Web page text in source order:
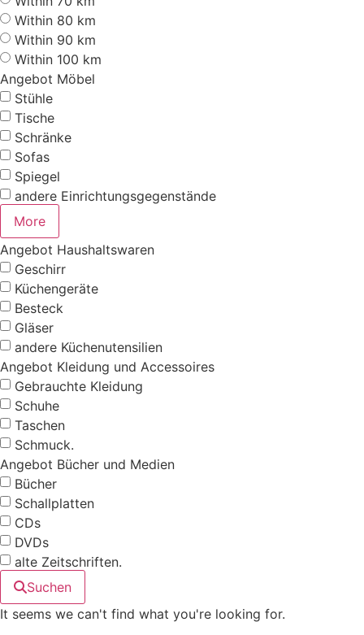
Within 80 km
Within 90 km
Within 100 km
Angebot Möbel
Stühle
Tische
Schränke
Sofas
Spiegel
andere Einrichtungsgegenstände
More
Angebot Haushaltswaren
Geschirr
Küchengeräte
Besteck
Gläser
andere Küchenutensilien
Angebot Kleidung und Accessoires
Gebrauchte Kleidung
Schuhe
Taschen
Schmuck.
Angebot Bücher und Medien
Bücher
Schallplatten
CDs
DVDs
alte Zeitschriften.
Suchen
It seems we can't find what you're looking for.